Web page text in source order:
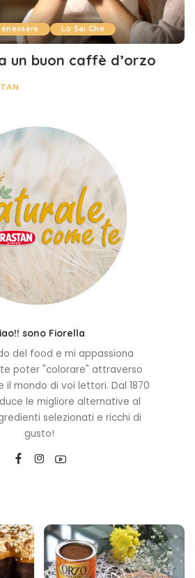
Lo Sai Che
un buon caffè d’orzo
sono Fiorella
del food e mi appassiona
poter "colorare" attraverso
mondo di voi lettori. Dal 1870
le migliore alternative al
selezionati e ricchi di
gusto!